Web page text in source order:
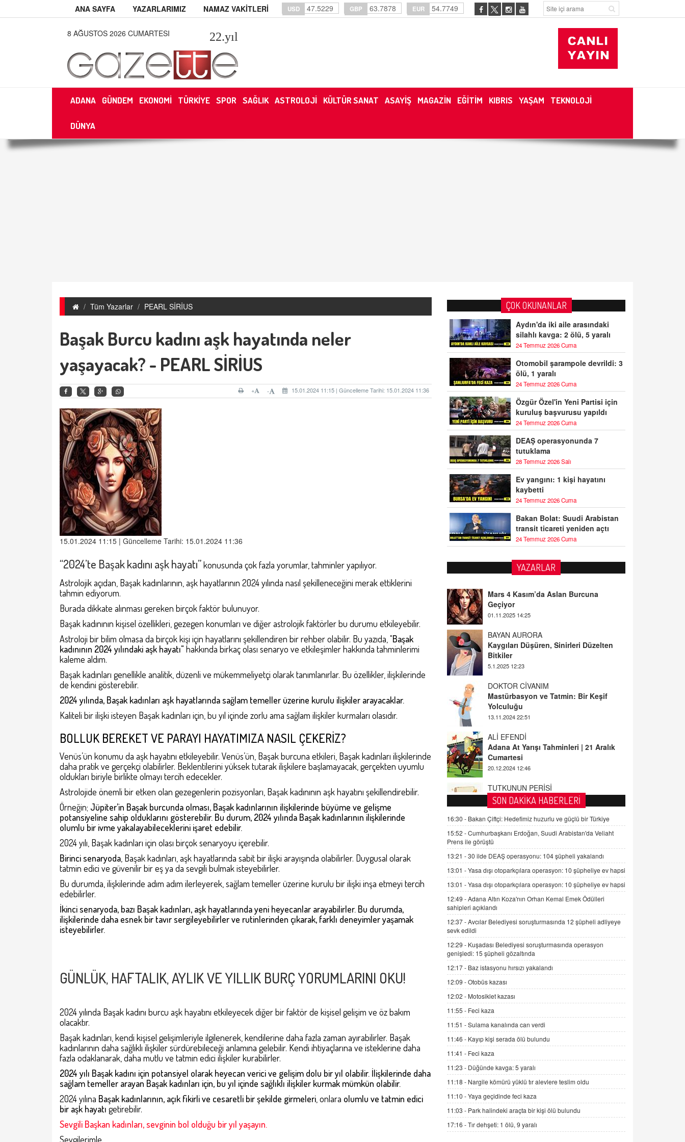
ANA SAYFA YAZARLARIMIZ NAMAZ VAKİTLERİ USD 47.5229 GBP 63.7878 EUR 54.7749
8 AĞUSTOS 2026 CUMARTESI 22.yıl
ADANA GÜNDEM EKONOMİ TÜRKİYE SPOR SAĞLIK ASTROLOJİ KÜLTÜR SANAT ASAYİŞ MAGAZİN EĞİTİM KIBRIS YAŞAM TEKNOLOJİ
DÜNYA
Tüm Yazarlar PEARL SİRİUS
Başak Burcu kadını aşk hayatında neler
yaşayacak? - PEARL SİRİUS
15.01.2024 11:15 | Güncelleme Tarihi: 15.01.2024 11:36
-
+
15.01.2024 11:15 | Güncelleme Tarihi: 15.01.2024 11:36
“2024’te Başak kadını aşk hayatı”konusunda çok fazla yorumlar, tahminler yapılıyor.
Astrolojik açıdan, Başak kadınlarının, aşk hayatlarının 2024 yılında nasıl şekilleneceğini merak ettiklerini
tahmin ediyorum.
Burada dikkate alınması gereken birçok faktör bulunuyor.
Başak kadınının kişisel özellikleri, gezegen konumları ve diğer astrolojik faktörler bu durumu etkileyebilir.
Astroloji bir bilim olmasa da birçok kişi için hayatlarını şekillendiren bir rehber olabilir. Bu yazıda, "Başak
kadınının 2024 yılındaki aşk hayatı" hakkında birkaç olası senaryo ve etkileşimler hakkında tahminlerimi
kaleme aldım.
Başak kadınları genellikle analitik, düzenli ve mükemmeliyetçi olarak tanımlanırlar. Bu özellikler, ilişkilerinde
de kendini gösterebilir.
2024 yılında, Başak kadınları aşk hayatlarındasağlam temeller üzerine kurulu ilişkiler arayacaklar.
Kaliteli bir ilişki isteyen Başak kadınları için, bu yıl içinde zorlu ama sağlam ilişkiler kurmaları olasıdır.
BOLLUK BEREKET VE PARAYI HAYATIMIZA NASIL ÇEKERİZ?
Venüs’ün konumu da aşk hayatını etkileyebilir. Venüs’ün, Başak burcuna etkileri, Başak kadınları ilişkilerinde
daha pratik ve gerçekçi olabilirler. Beklentilerini yüksek tutarak ilişkilere başlamayacak, gerçekten uyumlu
oldukları biriyle birlikte olmayı tercih edecekler.
Astrolojide önemli bir etken olan gezegenlerin pozisyonları, Başak kadınının aşk hayatını şekillendirebilir.
Örneğin; Jüpiter’in Başak burcunda olması, Başak kadınlarının ilişkilerinde büyüme ve gelişme
potansiyeline sahip olduklarını gösterebilir. Bu durum, 2024 yılında Başak kadınlarının ilişkilerinde
olumlu bir ivme yakalayabileceklerini işaret edebilir.
2024 yılı, Başak kadınları için olası birçok senaryoyu içerebilir.
Birinci senaryoda , Başak kadınları, aşk hayatlarında sabit bir ilişki arayışında olabilirler. Duygusal olarak
tatmin edici ve güvenilir bir eş ya da sevgili bulmak isteyebilirler.
Bu durumda, ilişkilerinde adım adım ilerleyerek, sağlam temeller üzerine kurulu bir ilişki inşa etmeyi tercih
edebilirler.
İkinci senaryoda, bazı Başak kadınları, aşk hayatlarında yeni heyecanlar arayabilirler. Bu durumda,
ilişkilerinde daha esnek bir tavır sergileyebilirler ve rutinlerinden çıkarak, farklı deneyimler yaşamak
isteyebilirler.
GÜNLÜK, HAFTALIK, AYLIK VE YILLIK BURÇ YORUMLARINI OKU!
2024 yılında Başak kadını burcu aşk hayatını etkileyecek diğer bir faktör de kişisel gelişim ve öz bakım
olacaktır.
Başak kadınları, kendi kişisel gelişimleriyle ilgilenerek, kendilerine daha fazla zaman ayırabilirler. Başak
kadınlarının daha sağlıklı ilişkiler sürdürebileceği anlamına gelebilir. Kendi ihtiyaçlarına ve isteklerine daha
fazla odaklanarak, daha mutlu ve tatmin edici ilişkiler kurabilirler.
2024 yılı Başak kadını için potansiyel olarak heyecan verici ve gelişim dolu bir yıl olabilir. İlişkilerinde daha
sağlam temeller arayan Başak kadınları için, bu yıl içinde sağlıklı ilişkiler kurmak mümkün olabilir.
2024 yılına Başak kadınlarının, açık fikirli ve cesaretli bir şekilde girmeleri , onlara olumlu ve tatmin edici
bir aşk hayatı getirebilir.
Sevgili Başkan kadınları, sevginin bol olduğu bir yıl yaşayın.
Sevgilerimle.
ÇOK OKUNANLAR
Aydın'da iki aile arasındaki
silahlı kavga: 2 ölü, 5 yaralı
24 Temmuz 2026 Cuma
Otomobil şarampole devrildi: 3
ölü, 1 yaralı
24 Temmuz 2026 Cuma
Özgür Özel'in Yeni Partisi için
kuruluş başvurusu yapıldı
24 Temmuz 2026 Cuma
DEAŞ operasyonunda 7
tutuklama
28 Temmuz 2026 Salı
Ev yangını: 1 kişi hayatını
kaybetti
24 Temmuz 2026 Cuma
Bakan Bolat: Suudi Arabistan
transit ticareti yeniden açtı
24 Temmuz 2026 Cuma
YAZARLAR
BAYAN AURORA
Kaygıları Düşüren, Sinirleri Düzelten
Bitkiler
DOKTOR CİVANIM
Mastürbasyon ve Tatmin: Bir Keşif
Yolculuğu
ALİ EFENDİ
Adana At Yarışı Tahminleri | 21 Aralık
Cumartesi
TUTKUNUN PERİSİ
Sağlıklı Bir Cinsel Yaşam ile İlgili
Bilinmesi Gerekenler
FARUK ÖNALAN
Tezkere Onaylanmasaydı…
2 Kasım 2021 Salı 00:11
AV. DOĞAN CAN DOĞAN
Kişisel verilerin korunması ve dijital
hukukun gelişimi
15.09.2025 16:17
SEHER EREK
Kış Ayları Geldi, Hangi Önlemler
Alınmalı?
İNCİ GÜL AKÖL
Trump Keşke Adana'yı da Ziyaret Etse...
06.07.2026 13:00
ADEM AKÖL
Esed Destekçilerinin Yüzüne Vurulan
Şamar: Sednaya
11.12.2024 12:30
DR. EKREM ASLAN
Gerçek Ne, Algı Ne? "Beraber
Yürüyoruz" Cümlesinin Peşinden
19.07.2025 12:45
GÖNÜL MENEKŞE
Şifacının Yolu
04.11.2025 12:56
SON DAKİKA HABERLERİ
16:30 - Bakan Çiftçi: Hedefimiz huzurlu ve güçlü bir Türkiye
15:52 -Cumhurbaşkanı Erdoğan, Suudi Arabistan'da Veliaht
Prens ile görüştü
13:21 -30 ilde DEAŞ operasyonu: 104 şüpheli yakalandı
13:01 -Yasa dışı otoparkçılara operasyon: 10 şüpheliye ev hapsi
13:01 -Yasa dışı otoparkçılara operasyon: 10 şüpheliye ev hapsi
12:49 -Adana Altın Koza'nın Orhan Kemal Emek Ödülleri
sahipleri açıklandı
12:37 -Avcılar Belediyesi soruşturmasında 12 şüpheli adliyeye
sevk edildi
12:29 - Kuşadası Belediyesi soruşturmasında operasyon
genişledi: 15 şüpheli gözaltında
12:17 - Baz istasyonu hırsızı yakalandı
12:09 -Otobüs kazası
12:02 - Motosiklet kazası
11:55 - Feci kaza
11:51 -Sulama kanalında can verdi
11:46 - Kayıp kişi serada ölü bulundu
11:41 - Feci kaza
11:23 - Düğünde kavga: 5 yaralı
11:18 - Nargile kömürü yüklü tır alevlere teslim oldu
11:10 -Yaya geçidinde feci kaza
11:03 - Park halindeki araçta bir kişi ölü bulundu
17:16 -Tır dehşeti: 1 ölü, 9 yaralı